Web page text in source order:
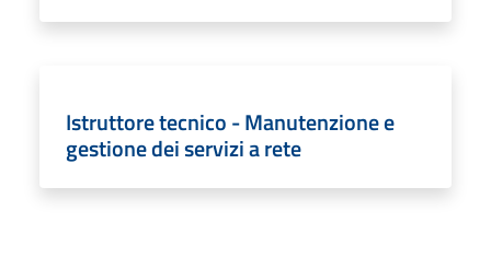
Istruttore tecnico - Manutenzione e
gestione dei servizi a rete